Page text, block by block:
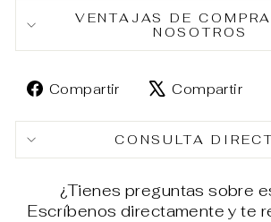
VENTAJAS DE
NOSOTROS
Compartir
Compartir
Facebook
Compartir
X
CONSULTA
¿Tienes preguntas sobre
Escríbenos directamente y te